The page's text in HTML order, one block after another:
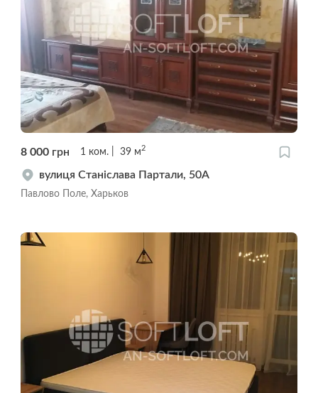
8 000 грн 1 ком. 39 м2
вулиця Станіслава Партали, 50А
Павлово Поле, Харьков